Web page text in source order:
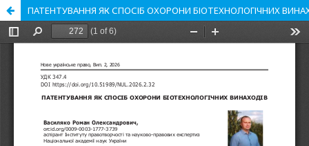
ПАТЕНТУВАННЯ ЯК СПОСІБ ОХОРОНИ БІОТЕХНОЛОГІЧНИХ